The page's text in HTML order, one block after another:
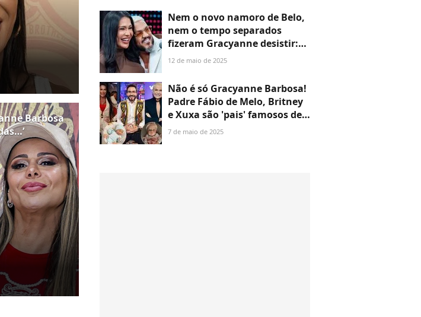
Barbosa
Nem o novo namoro de Belo,
nem o tempo separados
fizeram Gracyanne desistir:
'Quero voltar'
12 de maio de 2025
Não é só Gracyanne Barbosa!
Padre Fábio de Melo, Britney
e Xuxa são 'pais' famosos de
bebês reborns
7 de maio de 2025